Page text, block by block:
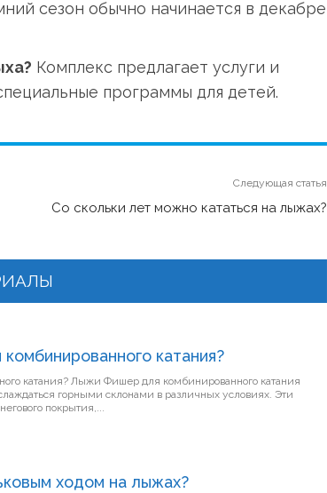
сезон обычно начинается в декабре
Комплекс предлагает услуги и
программы для детей.
Следующая статья
Со скольки лет можно кататься на лыжах?
катания?
катания
горными склонами в различных условиях. Эти
покрытия,...
ходом на лыжах?